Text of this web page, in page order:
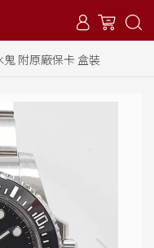
鬼 附原廠保卡 盒裝